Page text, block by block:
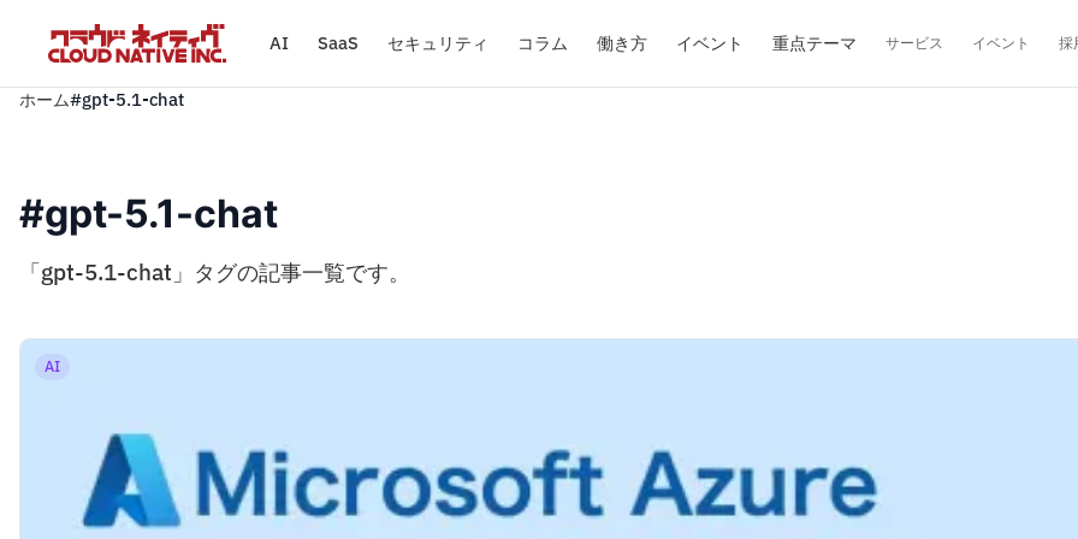
AI SaaS セキュリティ コラム 働き方 イベント 重点テーマ サービス イベント 採
ホーム#gpt-5.1-chat
#gpt-5.1-chat
「gpt-5.1-chat」タグの記事一覧です。
AI